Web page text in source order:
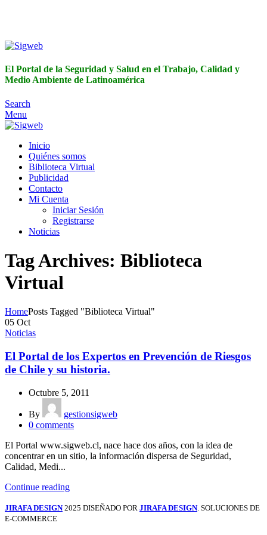
El Portal de la Seguridad y Salud en el Trabajo, Calidad y
Medio Ambiente de Latinoamérica
Search
Menu
Inicio
Quiénes somos
Biblioteca Virtual
Publicidad
Contacto
Mi Cuenta
Iniciar Sesión
Registrarse
Noticias
Tag Archives: Biblioteca
Virtual
HomePosts Tagged "Biblioteca Virtual"
05 Oct
Noticias
El Portal de los Expertos en Prevención de Riesgos
de Chile y su historia.
Octubre 5, 2011
By
gestionsigweb
0 comments
El Portal www.sigweb.cl, nace hace dos años, con la idea de
concentrar en un sitio, la información dispersa de Seguridad,
Calidad, Medi...
Continue reading
JIRAFA DESIGN 2025 DISEÑADO POR JIRAFA DESIGN. SOLUCIONES DE
E-COMMERCE